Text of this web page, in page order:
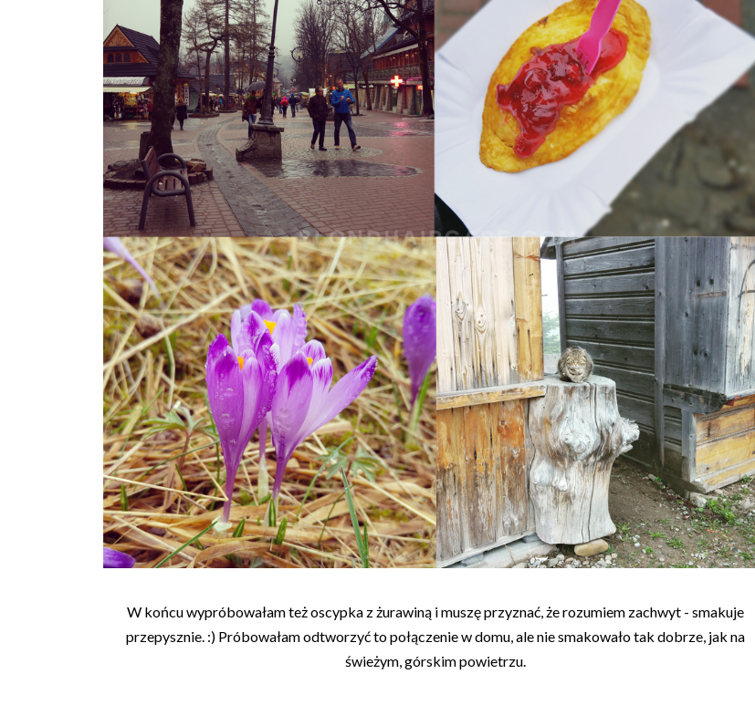
W końcu wypróbowałam też oscypka z żurawiną i muszę przyznać, że rozumiem zachwyt - smakuje
przepysznie. :) Próbowałam odtworzyć to połączenie w domu, ale nie smakowało tak dobrze, jak na
świeżym, górskim powietrzu.